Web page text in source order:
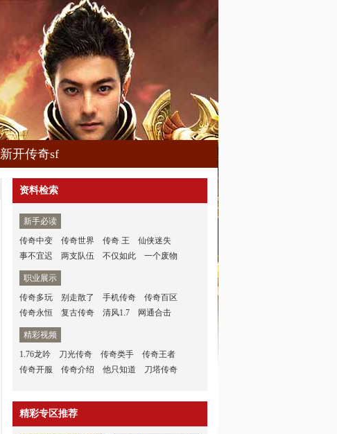
新开传奇sf
资料检索
新手必读
传奇中变
传奇世界 传奇 王
仙侠迷失
事不宜迟
两支队伍 不仅如此 一个废物
职业展示
传奇多玩
别走散了 手机传奇
传奇百区
传奇永恒
复古传奇 清风1.7 网通合击
精彩视频
1.76龙吟
刀光传奇 传奇类手
传奇王者
传奇开服
传奇介绍 他只知道 刀塔传奇
精彩专区推荐